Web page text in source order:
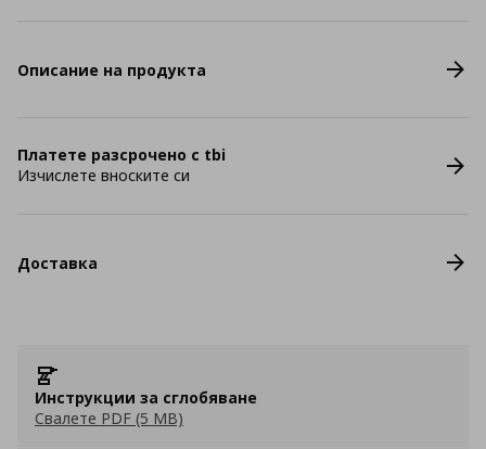
Описание на продукта
Платете разсрочено с tbi
Изчислете вноските си
Доставка
Инструкции за сглобяване
Свалете PDF (5 MB)